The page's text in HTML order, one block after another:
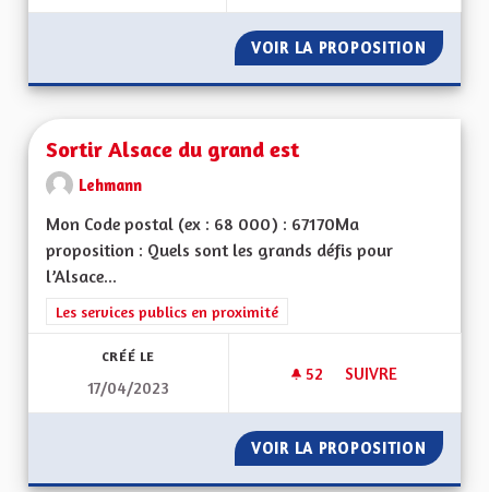
VOIR LA PROPOSITION
Sortir Alsace du grand est
Lehmann
Mon Code postal (ex : 68 000) : 67170Ma
proposition : Quels sont les grands défis pour
l’Alsace...
Filtrer les résultats de la catégorie : Les services publics en
Les services publics en proximité
CRÉÉ LE
17/04/2023
52 52 ABONNÉS
SUIVRE
VOIR LA PROPOSITION